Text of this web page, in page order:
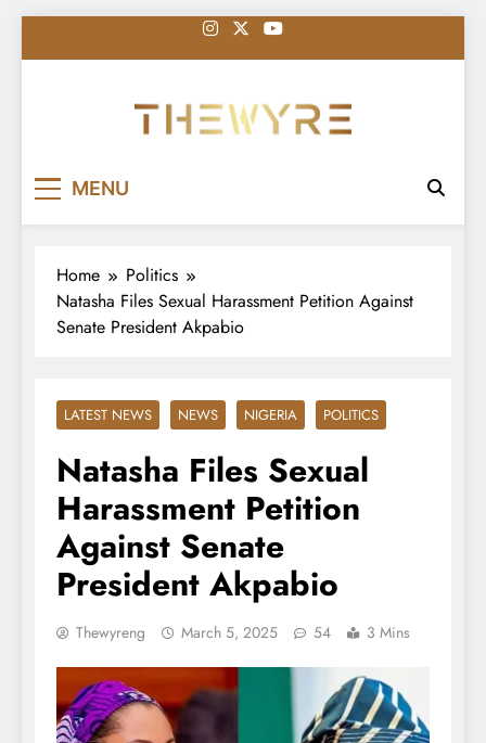
to
MENU
Home
Politics
Natasha Files Sexual Harassment Petition Against
Senate President Akpabio
LATEST NEWS NEWS NIGERIA POLITICS
Natasha Files Sexual
Harassment Petition
Against Senate
President Akpabio
Thewyreng March 5, 2025 54 3 Mins